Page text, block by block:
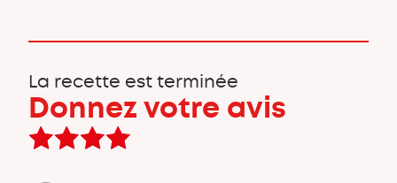
La recette est terminée
Donnez votre avis